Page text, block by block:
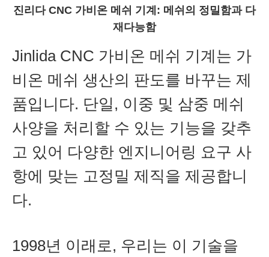
진리다 CNC 가비온 메쉬 기계: 메쉬의 정밀함과 다
재다능함
Jinlida CNC 가비온 메쉬 기계는 가
비온 메쉬 생산의 판도를 바꾸는 제
품입니다. 단일, 이중 및 삼중 메쉬
사양을 처리할 수 있는 기능을 갖추
고 있어 다양한 엔지니어링 요구 사
항에 맞는 고정밀 제직을 제공합니
다.
1998년 이래로, 우리는 이 기술을